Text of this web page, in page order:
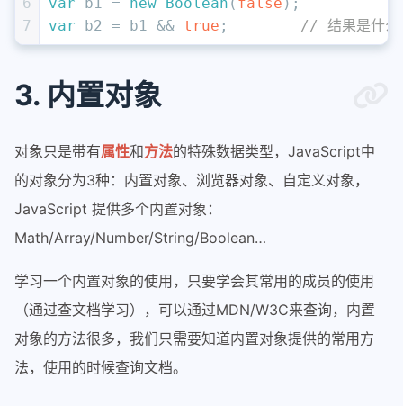
7
var b2 = b1 && true ; // 结果是什么
3. 内置对象
对象只是带有属性和方法的特殊数据类型，JavaScript中
的对象分为3种：内置对象、浏览器对象、自定义对象，
JavaScript 提供多个内置对象：
Math/Array/Number/String/Boolean…
学习一个内置对象的使用，只要学会其常用的成员的使用
（通过查文档学习），可以通过MDN/W3C来查询，内置
对象的方法很多，我们只需要知道内置对象提供的常用方
法，使用的时候查询文档。